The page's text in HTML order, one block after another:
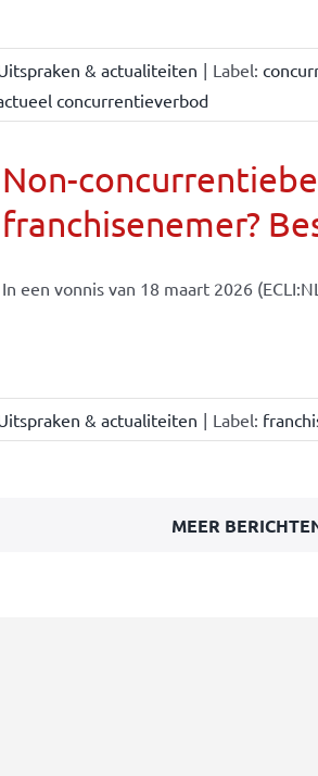
& actualiteiten | Label:
concurrentieverbod
Non-
franchisenemer?
In een vonnis van 18 maart 2026
& actualiteiten | Label:
MEER